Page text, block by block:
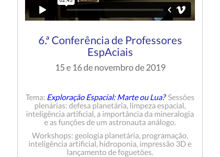
6.ª Conferência de Professores
EspAciais
15 e 16 de novembro de 2019
Tema: Exploração Espacial: Marte ou Lua? Sessões
plenárias: defesa planetária, limpeza espacial,
inteligência artificial, a importância da mineralogia
e as funções de um astronauta análogo.
Workshops: geologia planetária, programação,
inteligência artificial, hidroponia, impressão 3D e
lançamento de foguetões.